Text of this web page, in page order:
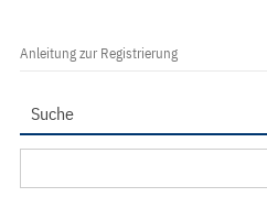
Anleitung zur Registrierung
Suche
nach: